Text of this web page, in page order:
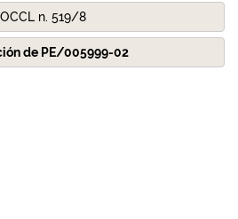
n. 519/8
de PE/005999-02